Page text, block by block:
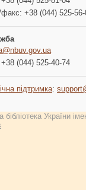
+38 (044) 525-56-
(044) 525-40-74
підтримка:
України